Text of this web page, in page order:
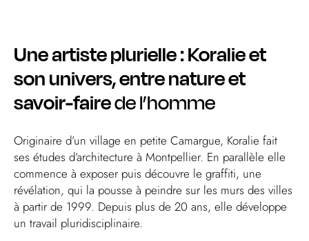
Une artiste plurielle : Koralie et
son univers, entre nature et
savoir-fairede l’homme
Originaire d’un village en petite Camargue, Koralie fait
ses études d’architecture à Montpellier. En parallèle elle
commence à exposer puis découvre le graffiti, une
révélation, qui la pousse à peindre sur les murs des villes
à partir de 1999. Depuis plus de 20 ans, elle développe
un travail pluridisciplinaire.